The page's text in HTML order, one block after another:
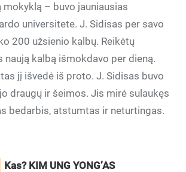
– buvo jauniausias
universitete. J. Sidisas per savo
200 užsienio kalbų. Reikėtų
naują kalbą išmokdavo per dieną.
jį išvedė iš proto. J. Sidisas buvo
draugų ir šeimos. Jis mirė sulaukęs
bedarbis, atstumtas ir neturtingas.
Kas? KIM UNG YONG’AS